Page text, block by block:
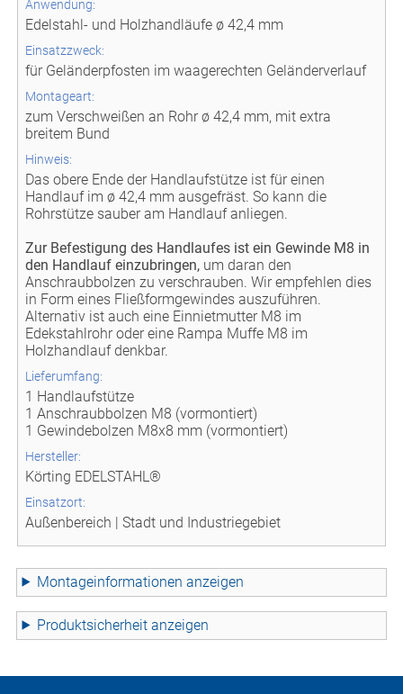
Anwendung:
Edelstahl- und Holzhandläufe ø 42,4 mm
Einsatzzweck:
für Geländerpfosten im waagerechten Geländerverlauf
Montageart:
zum Verschweißen an Rohr ø 42,4 mm, mit extra
breitem Bund
Hinweis:
Das obere Ende der Handlaufstütze ist für einen
Handlauf im ø 42,4 mm ausgefräst. So kann die
Rohrstütze sauber am Handlauf anliegen.
Zur Befestigung des Handlaufes ist ein Gewinde M8 in
den Handlauf einzubringen, um daran den
Anschraubbolzen zu verschrauben. Wir empfehlen dies
in Form eines Fließformgewindes auszuführen.
Alternativ ist auch eine Einnietmutter M8 im
Edekstahlrohr oder eine Rampa Muffe M8 im
Holzhandlauf denkbar.
Lieferumfang:
1 Handlaufstütze
1 Anschraubbolzen M8 (vormontiert)
1 Gewindebolzen M8x8 mm (vormontiert)
Hersteller:
Körting EDELSTAHL®
Einsatzort:
Außenbereich | Stadt und Industriegebiet
Montageinformationen
Produktsicherheit